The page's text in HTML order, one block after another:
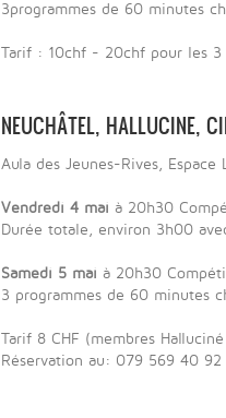
3programmes de 60 minutes
Tarif : 10chf - 20chf pour les 3
NEUCHÂTEL, HALLUCINE,
Aula des Jeunes-Rives, Espace
Vendredi 4 mai à 20h30
Durée totale, environ 3h00
Samedi 5 mai à 20h30
3 programmes de 60 minutes
Tarif 8 CHF (membres
Réservation au: 079 569 40 92